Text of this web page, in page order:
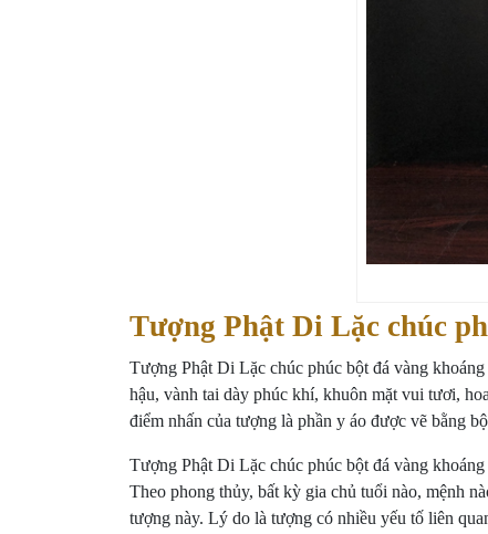
Tượng Phật Di Lặc chúc
Tượng Phật Di Lặc chúc phúc bột đá vàng
hậu, vành tai dày phúc khí, khuôn mặt vui tươi,
điểm nhấn của tượng là phần y áo được vẽ bằng
Tượng Phật Di Lặc chúc phúc bột đá vàng
Theo phong thủy, bất kỳ gia chủ tuổi nào, mệnh
tượng này. Lý do là tượng có nhiều yếu tố liên